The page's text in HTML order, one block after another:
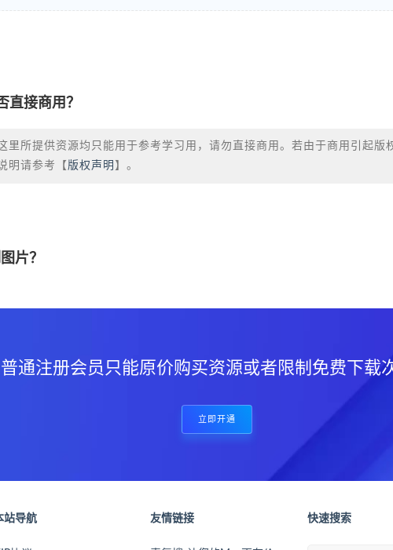
直接商用？
里所提供资源均只能用于参考学习用，请勿直接商用。若由于商用引起版
明请参考【 版权声明 】。
片？
通注册会员只能原价购买资源或者限制免费下载
立即开通
站导航 友情链接 快速搜索